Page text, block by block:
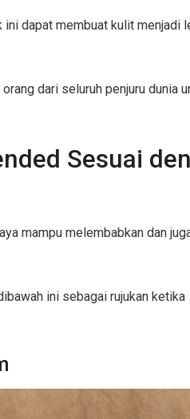
dapat membuat kulit menjadi
dari seluruh penjuru dunia
Sesuai
mampu melembabkan dan
ini sebagai rujukan ketika